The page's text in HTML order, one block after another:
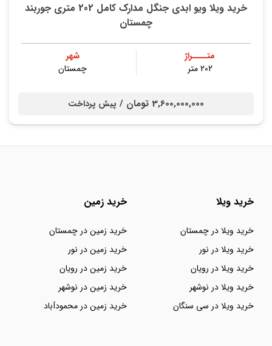
خرید ویلا ویو ابدی جنگل مدارک کامل 202 متری جوربند
چمستان
متــــراژ
202 متر
شهر
چمستان
3,600,000,000 تومان / پیش پرداخت
خرید ویلا
خرید ویلا در چمستان
خرید ویلا در نور
خرید ویلا در رویان
خرید ویلا در نوشهر
خرید ویلا در سی سنگان
خرید زمین
خرید زمین در چمستان
خرید زمین در نور
خرید زمین در رویان
خرید زمین در نوشهر
خرید زمین در محمودآباد